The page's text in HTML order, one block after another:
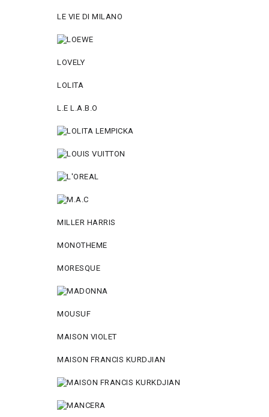
LE VIE DI MILANO
LOVELY
LOLITA
L.E L.A.B.O
MILLER HARRIS
MONOTHEME
MORESQUE
MOUSUF
MAISON VIOLET
MAISON FRANCIS KURDJIAN